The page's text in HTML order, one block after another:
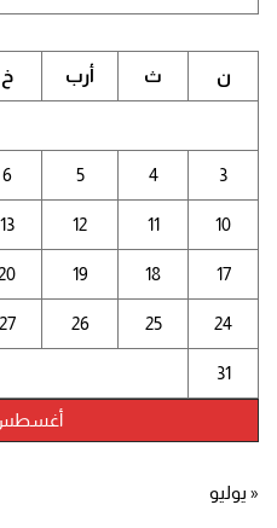
أغسطس
ن ث أرب خ
3
4
5
6
10
11
12
13
17
18
19
24
25
26
27
31
« يوليو